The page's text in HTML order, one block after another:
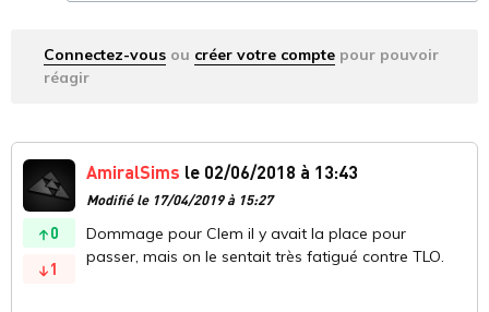
Connectez-vous ou créer votre compte pour pouvoir
réagir
0
1
AmiralSims le 02/06/2018 à 13:43
Modifié le 17/04/2019 à 15:27
Dommage pour Clem il y avait la place pour
passer, mais on le sentait très fatigué contre TLO.